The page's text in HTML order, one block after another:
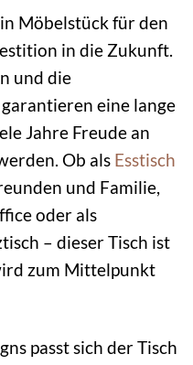
Möbelstück für den
in die Zukunft.
und die
eine lange
Jahre Freude an
Ob als Esstisch
und Familie,
oder als
– dieser Tisch ist
zum Mittelpunkt
passt sich der Tisch